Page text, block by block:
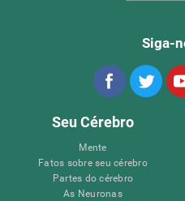
Siga-
Seu Cérebro
Mente
Fatos sobre seu cérebro
Partes do cérebro
As Neuronas